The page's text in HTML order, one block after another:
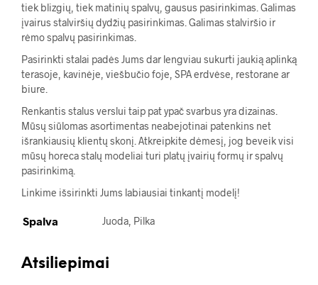
tiek blizgių, tiek matinių spalvų, gausus pasirinkimas. Galimas
įvairus stalviršių dydžių pasirinkimas. Galimas stalviršio ir
rėmo spalvų pasirinkimas.
Pasirinkti stalai padės Jums dar lengviau sukurti jaukią aplinką
terasoje, kavinėje, viešbučio foje, SPA erdvėse, restorane ar
biure.
Renkantis stalus verslui taip pat ypač svarbus yra dizainas.
Mūsų siūlomas asortimentas neabejotinai patenkins net
išrankiausių klientų skonį. Atkreipkite dėmesį, jog beveik visi
mūsų horeca stalų modeliai turi platų įvairių formų ir spalvų
pasirinkimą.
Linkime išsirinkti Jums labiausiai tinkantį modelį!
Spalva Juoda, Pilka
Atsiliepimai